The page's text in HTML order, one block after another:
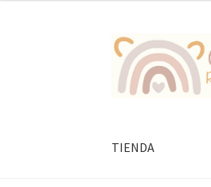
Ir
la
Ir
al
contenido
TIENDA